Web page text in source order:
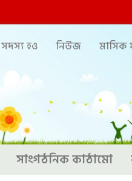
সদস্য হও নিউজ
সাংগঠনিক কাঠামো